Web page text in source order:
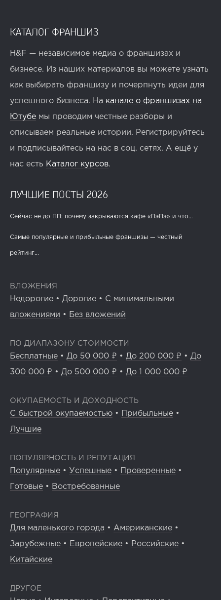
КАТАЛОГ ФРАНШИЗ
H&F — независимое медиа о франшизах и
бизнесе. Из наших материалов вы можете узнать
как выбирать франшизу и почерпнуть идеи для
успешного бизнеса. На канале о франшизах на
Ютубе мы проводим честные разборы и
описываем реальные истории. Регистрируйтесь
и подписывайтесь на нас в соц. сетях. А ещё у
нас есть Каталог курсов.
ЛУЧШИЕ ПОСТЫ 2026
Сейчас не до ПП: почему закрываются кафе «ПэПэ» и что...
Самые популярные и прибыльные франшизы — честный
рейтинг...
ВЛОЖЕНИЯ
Недорогие • Дорогие • С минимальными
вложениями • Без вложений
ПО ДИАПАЗОНУ СТОИМОСТИ
Бесплатные • До 50 000 ₽ • До 200 000 ₽ • До
300 000 ₽ • До 500 000 ₽ • До 1 000 000 ₽
ОКУПАЕМОСТЬ И ДОХОДНОСТЬ
С быстрой окупаемостью • Прибыльные •
Лучшие
ПОПУЛЯРНОСТЬ И РЕПУТАЦИЯ
Популярные • Успешные • Проверенные •
Готовые • Востребованные
ГЕОГРАФИЯ
Для маленького города • Американские •
Зарубежные • Европейские • Российские •
Китайские
ДРУГОЕ